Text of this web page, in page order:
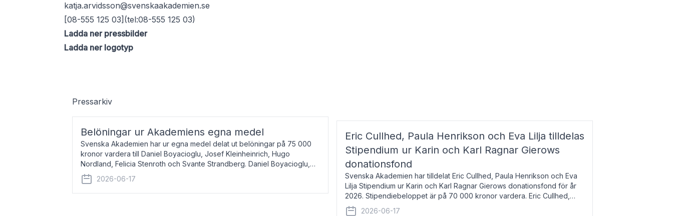
katja.arvidsson@svenskaakademien.se
[08-555 125 03](tel:08-555 125 03)
Ladda ner pressbilder
Ladda ner logotyp
Pressarkiv
Belöningar ur Akademiens egna medel
Svenska Akademien har ur egna medel delat ut belöningar på 75 000
kronor vardera till Daniel Boyacioglu, Josef Kleinheinrich, Hugo
Nordland, Felicia Stenroth och Svante Strandberg. Daniel Boyacioglu,
född 1981, är poet och scenartist. Josef
2026-06-17
Eric Cullhed, Paula Henrikson och Eva Lilja tilldelas
Stipendium ur Karin och Karl Ragnar Gierows
donationsfond
Svenska Akademien har tilldelat Eric Cullhed, Paula Henrikson och Eva
Lilja Stipendium ur Karin och Karl Ragnar Gierows donationsfond för år
2026. Stipendiebeloppet är på 70 000 kronor vardera. Eric Cullhed,
född 1985, är professor i grekis
2026-06-17